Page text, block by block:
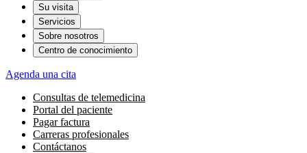
Su visita
Servicios
Sobre nosotros
Centro de conocimiento
Agenda una cita
Consultas de telemedicina
Portal del paciente
Pagar factura
Carreras profesionales
Contáctanos